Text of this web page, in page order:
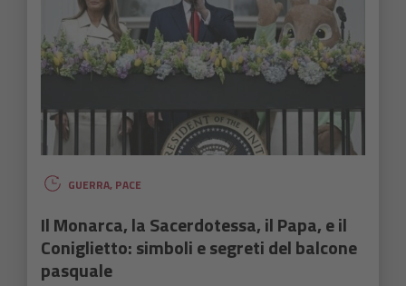
GUERRA, PACE
Il Monarca, la Sacerdotessa, il Papa, e il
Coniglietto: simboli e segreti del balcone
pasquale